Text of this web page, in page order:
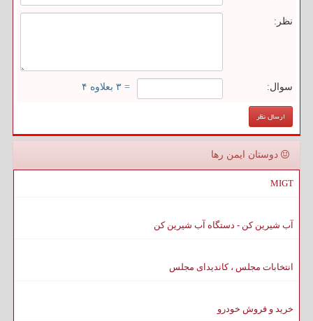
نظر:
سوال: = ۳ بعلاوه ۴
دوستان ایمن رها
MIGT
آب شیرین کن - دستگاه آب شیرین کن
انتخابات مجلس ، کاندیدای مجلس
خرید و فروش خودرو